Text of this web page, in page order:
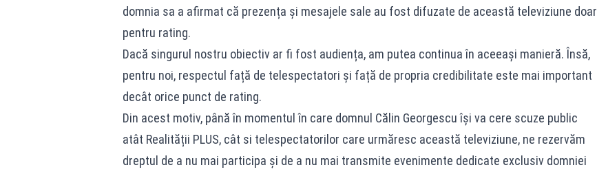
domnia sa a afirmat că prezența și mesajele sale au fost difuzate de această televiziune doar
pentru rating.
Dacă singurul nostru obiectiv ar fi fost audiența, am putea continua în aceeași manieră. Însă,
pentru noi, respectul față de telespectatori și față de propria credibilitate este mai important
decât orice punct de rating.
Din acest motiv, până în momentul în care domnul Călin Georgescu își va cere scuze public
atât Realității PLUS, cât si telespectatorilor care urmăresc această televiziune, ne rezervăm
dreptul de a nu mai participa și de a nu mai transmite evenimente dedicate exclusiv domniei